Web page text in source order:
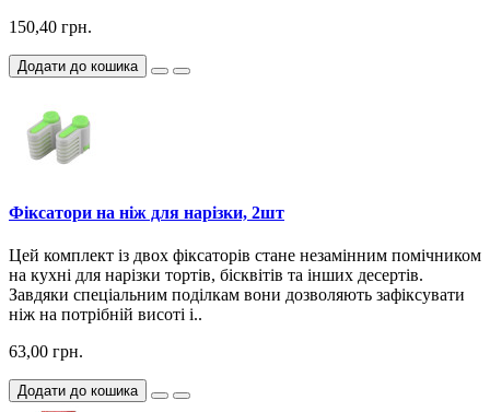
150,40 грн.
Додати до кошика
Фіксатори на ніж для нарізки, 2шт
Цей комплект із двох фіксаторів стане незамінним помічником
на кухні для нарізки тортів, бісквітів та інших десертів.
Завдяки спеціальним поділкам вони дозволяють зафіксувати
ніж на потрібній висоті і..
63,00 грн.
Додати до кошика